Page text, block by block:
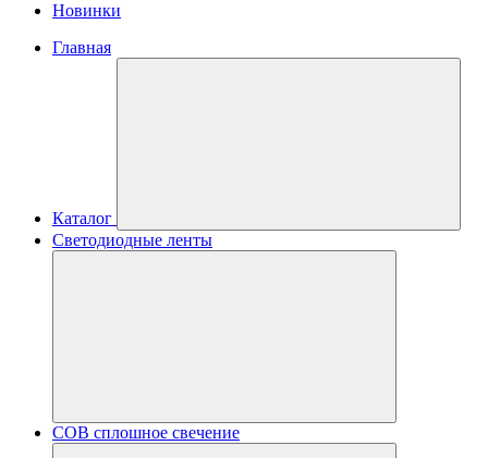
Новинки
Главная
Каталог
Светодиодные ленты
COB сплошное свечение